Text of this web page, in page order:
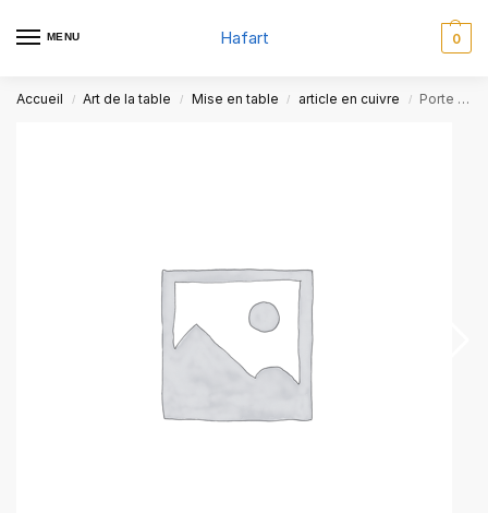
MENU Hafart 0
Accueil / Art de la table / Mise en table / article en cuivre / Porte cuillère